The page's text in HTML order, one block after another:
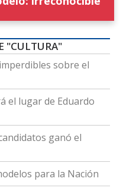
"CULTURA"
sobre el
el lugar de Eduardo
ganó el
para la Nación